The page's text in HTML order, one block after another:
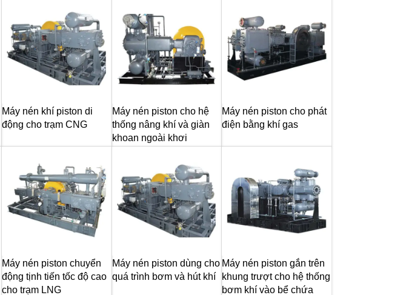
Máy nén khí piston di
động cho trạm CNG
Máy nén piston cho hệ
thống nâng khí và giàn
khoan ngoài khơi
Máy nén piston cho phát
điện bằng khí gas
Máy nén piston chuyển
động tịnh tiến tốc độ cao
cho trạm LNG
Máy nén piston dùng cho
quá trình bơm và hút khí
Máy nén piston gắn trên
khung trượt cho hệ thống
bơm khí vào bể chứa